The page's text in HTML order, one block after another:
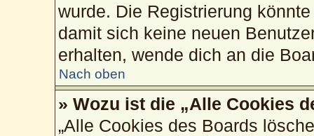
wurde. Die Registrierung
damit sich keine neuen
erhalten, wende dich an die
Nach oben
» Wozu ist die „Alle Cookies
„Alle Cookies des Boards